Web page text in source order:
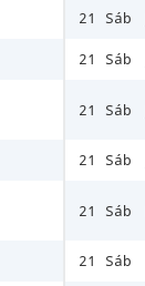
21 Sáb
21 Sáb
21 Sáb
21 Sáb
21 Sáb
21 Sáb